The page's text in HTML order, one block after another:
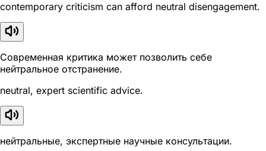
contemporary criticism can afford neutral disengagement.
Современная критика может позволить себе
нейтральное отстранение.
neutral, expert scientific advice.
нейтральные, экспертные научные консультации.